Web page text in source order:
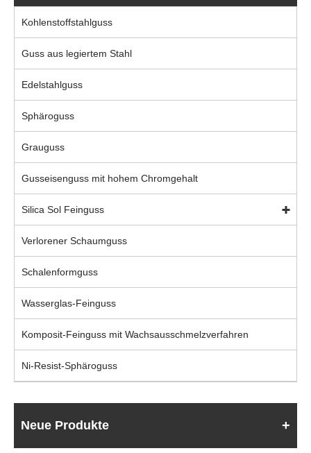
Kohlenstoffstahlguss
Guss aus legiertem Stahl
Edelstahlguss
Sphäroguss
Grauguss
Gusseisenguss mit hohem Chromgehalt
Silica Sol Feinguss
Verlorener Schaumguss
Schalenformguss
Wasserglas-Feinguss
Komposit-Feinguss mit Wachsausschmelzverfahren
Ni-Resist-Sphäroguss
Neue Produkte